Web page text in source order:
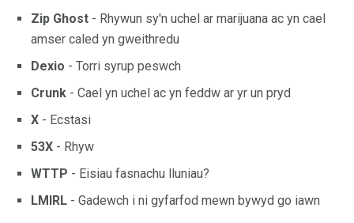
Zip Ghost - Rhywun sy'n uchel ar marijuana ac yn cael
amser caled yn gweithredu
Dexio - Torri syrup peswch
Crunk - Cael yn uchel ac yn feddw ​​ar yr un pryd
X - Ecstasi
53X - Rhyw
WTTP - Eisiau fasnachu lluniau?
LMIRL - Gadewch i ni gyfarfod mewn bywyd go iawn